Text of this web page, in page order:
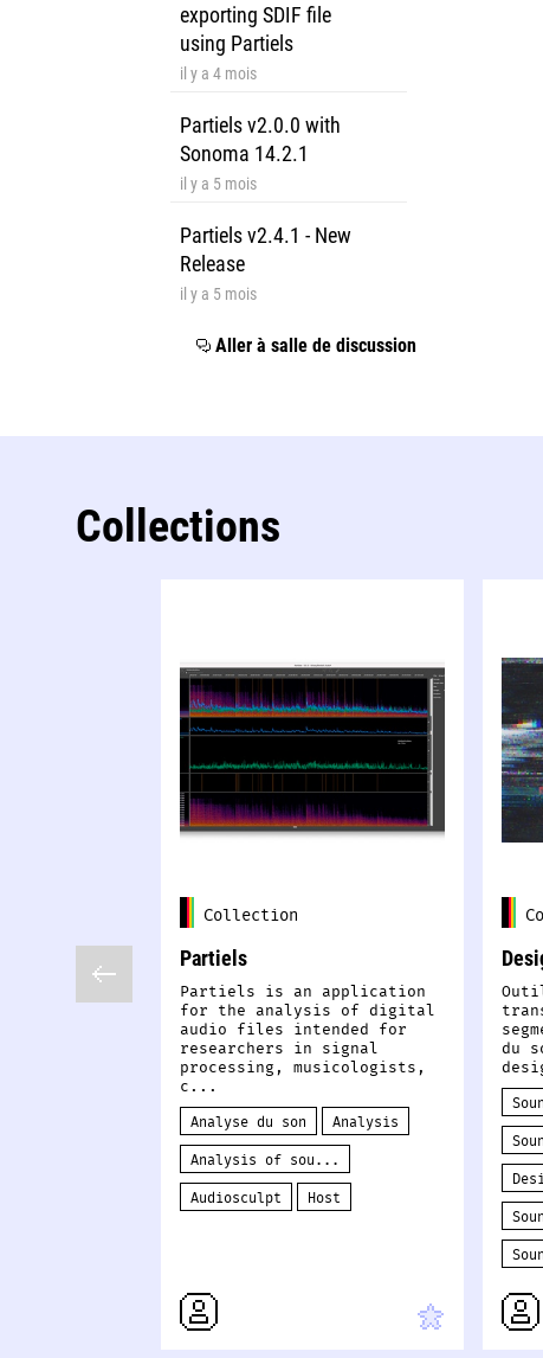
exporting SDIF file
using Partiels
il y a 4 mois
Partiels v2.0.0 with
Sonoma 14.2.1
il y a 5 mois
Partiels v2.4.1 - New
Release
il y a 5 mois
Aller à salle de discussion
Collections
Collection
Partiels
Partiels is an application
for the analysis of digital
audio files intended for
researchers in signal
processing, musicologists,
c...
Analyse du son
Analysis
Analysis of sou...
Audiosculpt
Host
du